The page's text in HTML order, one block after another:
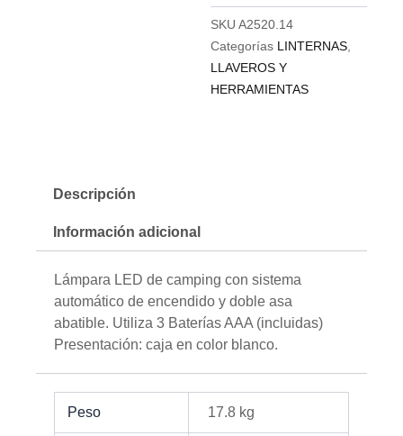
SKU A2520.14
Categorías LINTERNAS
LLAVEROS Y
HERRAMIENTAS
Descripción
Información adicional
Lámpara LED de camping con sistema
automático de encendido y doble asa
abatible. Utiliza 3 Baterías AAA (incluidas)
Presentación: caja en color blanco.
Peso 17.8 kg